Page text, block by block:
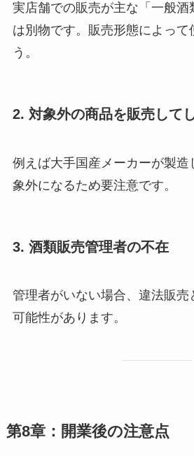
実店舗での販売が主な「一般酒
は別物です。販売形態によって
う。
2. 対象外の商品を販売して
例えば大手国産メーカーが製造
象外になるため要注意です。
3. 酒類販売管理者の不在
管理者がいない場合、違法販売
可能性があります。
第8章：開業後の注意点